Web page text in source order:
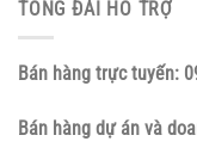
TỔNG ĐÀI HỖ TRỢ
Bán hàng trực tuyến:
Bán hàng dự án và